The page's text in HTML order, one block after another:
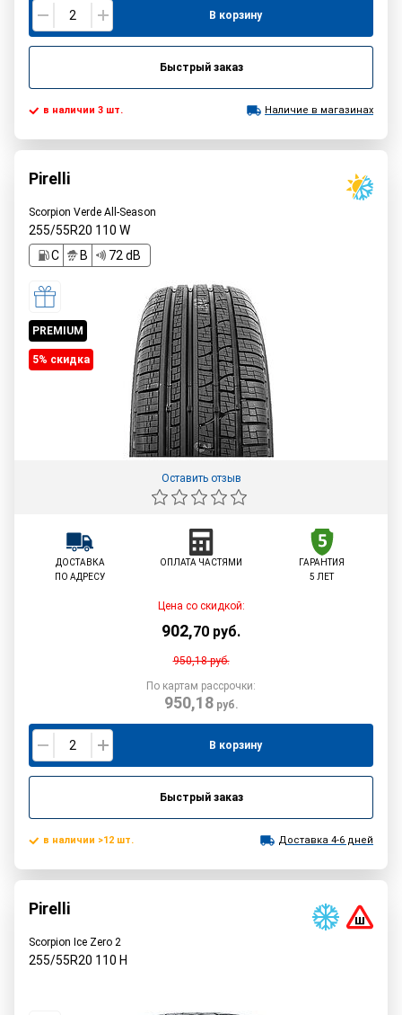
В корзину
Быстрый заказ
в наличии 3 шт. Наличие в магазинах
Pirelli
Scorpion Verde All-Season
255/55R20 110 W
C
B 72 dB
PREMIUM
5% cкидка
Оставить отзыв
ДОСТАВКА
ПО АДРЕСУ
ОПЛАТА ЧАСТЯМИ
ГАРАНТИЯ
5 ЛЕТ
Цена со скидкой:
902,70 руб.
950,18руб.
По картам рассрочки:
950,18руб.
В корзину
Быстрый заказ
в наличии >12 шт. Доставка 4-6 дней
Pirelli
Scorpion Ice Zero 2
255/55R20 110 H